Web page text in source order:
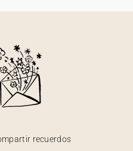
recuerdos